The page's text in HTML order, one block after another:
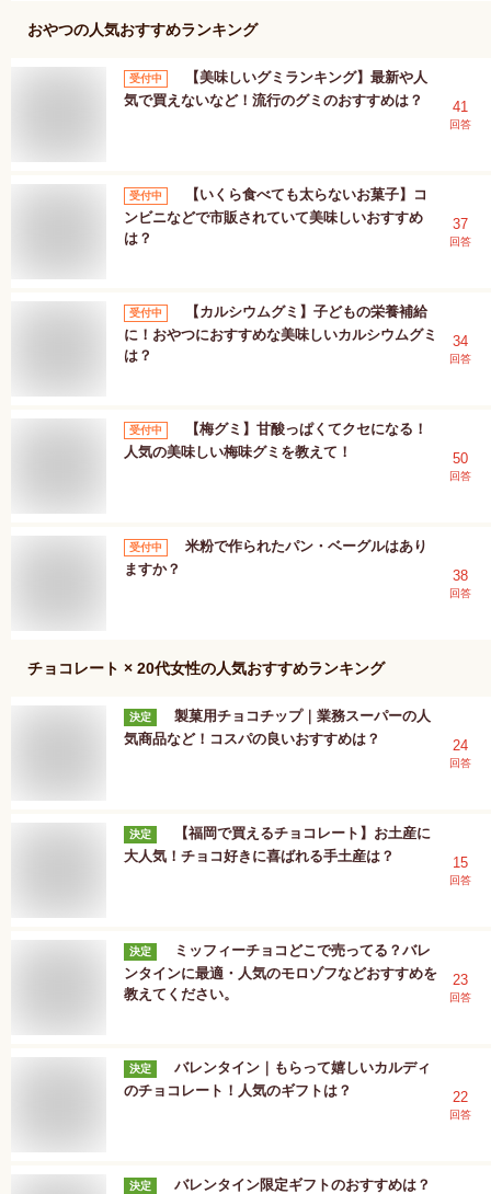
おやつの人気おすすめランキング
受付中
【美味しいグミランキング】最新や人
気で買えないなど！流行のグミのおすすめは？
41
回答
受付中
【いくら食べても太らないお菓子】コ
ンビニなどで市販されていて美味しいおすすめ
は？
37
回答
受付中
【カルシウムグミ】子どもの栄養補給
に！おやつにおすすめな美味しいカルシウムグミ
は？
34
回答
受付中
【梅グミ】甘酸っぱくてクセになる！
人気の美味しい梅味グミを教えて！
50
回答
受付中
米粉で作られたパン・ベーグルはあり
ますか？
38
回答
チョコレート × 20代女性の人気おすすめランキング
決定
製菓用チョコチップ｜業務スーパーの人
気商品など！コスパの良いおすすめは？
24
回答
決定
【福岡で買えるチョコレート】お土産に
大人気！チョコ好きに喜ばれる手土産は？
15
回答
決定
ミッフィーチョコどこで売ってる？バレ
ンタインに最適・人気のモロゾフなどおすすめを
教えてください。
23
回答
決定
バレンタイン｜もらって嬉しいカルディ
のチョコレート！人気のギフトは？
22
回答
決定
バレンタイン限定ギフトのおすすめは？